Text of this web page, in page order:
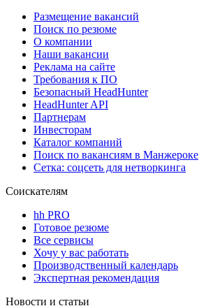
Размещение вакансий
Поиск по резюме
О компании
Наши вакансии
Реклама на сайте
Требования к ПО
Безопасный HeadHunter
HeadHunter API
Партнерам
Инвесторам
Каталог компаний
Поиск по вакансиям в Манжероке
Сетка: соцсеть для нетворкинга
Соискателям
hh PRO
Готовое резюме
Все сервисы
Хочу у вас работать
Производственный календарь
Экспертная рекомендация
Новости и статьи